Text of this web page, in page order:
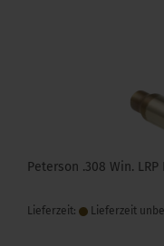
Peterson .308 Win.
Lieferzeit: Lieferzeit